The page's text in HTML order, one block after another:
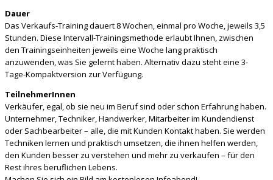
Dauer
Das Verkaufs-Training dauert 8 Wochen, einmal pro Woche, jeweils 3,5
Stunden. Diese Intervall-Trainingsmethode erlaubt Ihnen, zwischen
den Trainingseinheiten jeweils eine Woche lang praktisch
anzuwenden, was Sie gelernt haben. Alternativ dazu steht eine 3-
Tage-Kompaktversion zur Verfügung.
TeilnehmerInnen
Verkäufer, egal, ob sie neu im Beruf sind oder schon Erfahrung haben.
Unternehmer, Techniker, Handwerker, Mitarbeiter im Kundendienst
oder Sachbearbeiter – alle, die mit Kunden Kontakt haben. Sie werden
Techniken lernen und praktisch umsetzen, die ihnen helfen werden,
den Kunden besser zu verstehen und mehr zu verkaufen – für den
Rest ihres beruflichen Lebens.